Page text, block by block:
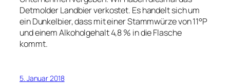
Detmolder Landbier verkostet. Es handelt sich um
ein Dunkelbier, dass mit einer Stammwürze von 11°P
und einem Alkoholgehalt 4,8 % in die Flasche
kommt.
5. Januar 2018